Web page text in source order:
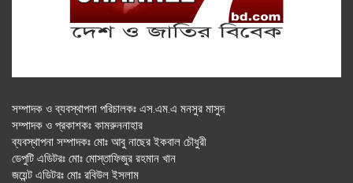
সম্পাদক ও ব্যবস্থাপনা পরিচালকঃ এস.এম.এ মনসুর মাসুদ
সম্পাদক ও প্রকাশকঃ কামরুননাহার
ব্যবস্থাপনা সম্পাদকঃ মোঃ আবু নাছের ইকবাল চৌধুরী
ডেপুটি এডিটরঃ মোঃ মোস্তাফিজুর রহমান খান
জয়েন্ট এডিটরঃ মোঃ রবিউল ইসলাম